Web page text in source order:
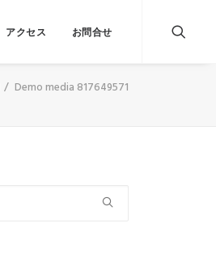
アクセス お問合せ
Demo media 817649571